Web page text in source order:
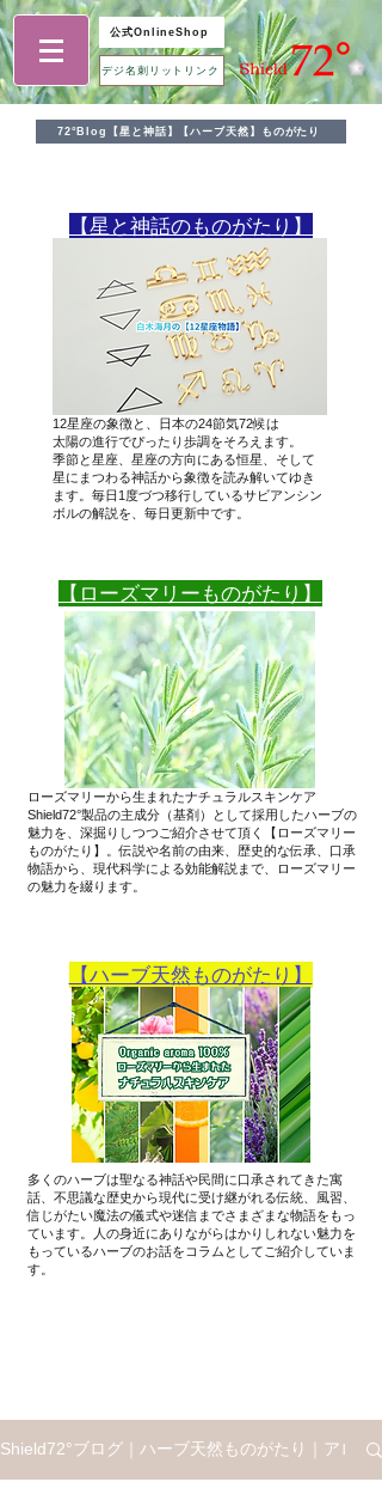
公式OnlineShop
デジ名刺リットリンク
72°Blog【星と神話】【ハーブ天然】ものがたり
​【星と神話のものがたり】
12星座の象徴と、日本の24節気72候は
太陽の進行でぴったり歩調をそろえます。
季節と星座、星座の方向にある恒星、そして
星にまつわる神話から象徴を読み解いてゆき
ます。毎日1度づつ移行しているサビアンシン
ボルの解説を、毎日更新中です。
​【ローズマリーものがたり】
ローズマリーから生まれたナチュラルスキンケア
Shield72°製品の主成分（基剤）として採用したハーブの
魅力を、深掘りしつつご紹介させて頂く【ローズマリー
ものがたり】。伝説や名前の由来、歴史的な伝承、口承
物語から、現代科学による効能解説まで、ローズマリー
の魅力を綴ります。
【ハーブ天然ものがたり】
多くのハーブは聖なる神話や民間に口承されてきた寓
話、不思議な歴史から現代に受け継がれる伝統、風習、
信じがたい魔法の儀式や迷信までさまざまな物語をもっ
ています。人の身近にありながらはかりしれない魅力を
もっているハーブのお話を​コラムとしてご紹介していま
す。
Shield72°ブログ｜ハーブ天然ものがたり｜アロマ